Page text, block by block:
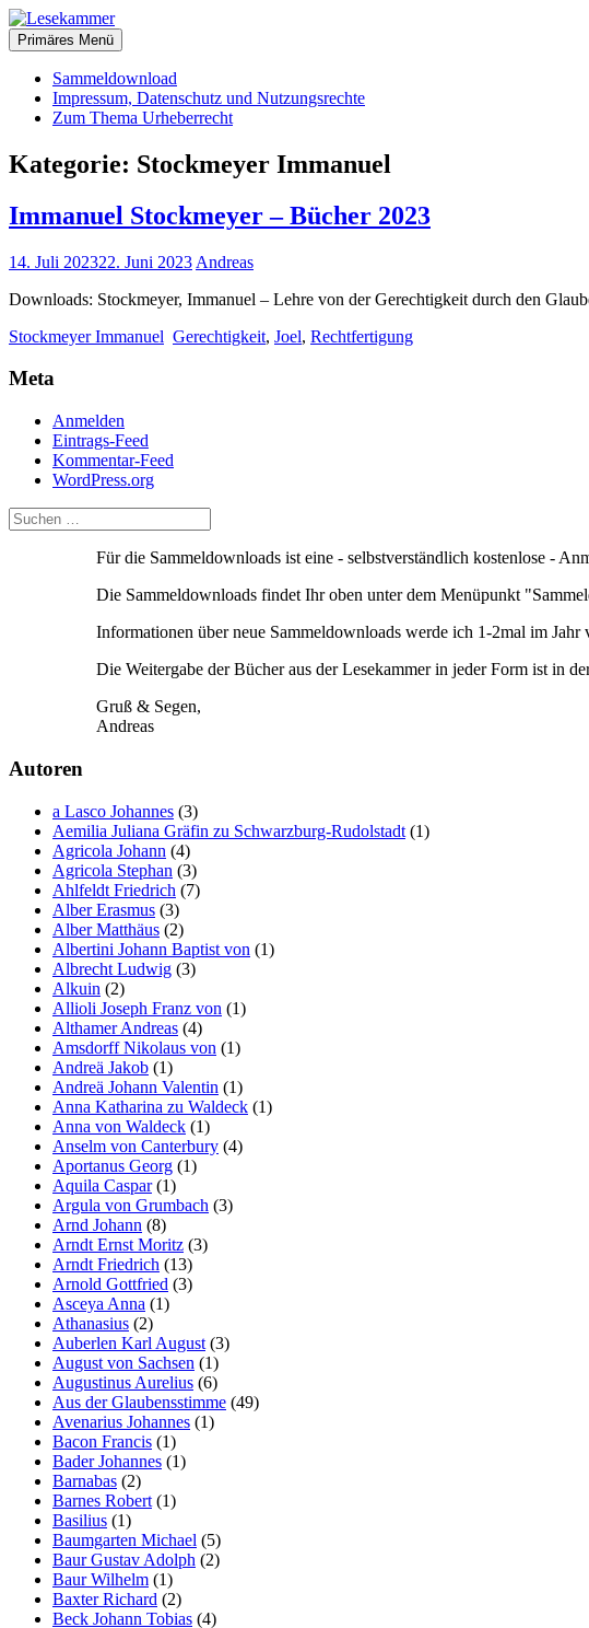
Zum
Inhalt
springen
Lesekammer
christliche Bücher zum kostenlosen Download
Primäres Menü
Sammeldownload
Impressum, Datenschutz und Nutzungsrechte
Zum Thema Urheberrecht
Kategorie: Stockmeyer Immanuel
Immanuel Stockmeyer – Bücher 2023
14. Juli 202322. Juni 2023 Andreas
Downloads: Stockmeyer, Immanuel – Lehre von der Gerechtigkeit durch den
Stockmeyer Immanuel Gerechtigkeit, Joel, Rechtfertigung
Meta
Anmelden
Eintrags-Feed
Kommentar-Feed
WordPress.org
Für die Sammeldownloads ist eine - selbstverständlich kostenlose -
Die Sammeldownloads findet Ihr oben unter dem Menüpunkt
Informationen über neue Sammeldownloads werde ich 1-2mal im
Die Weitergabe der Bücher aus der Lesekammer in jeder Form ist in
Gruß & Segen,
Andreas
Autoren
a Lasco Johannes (3)
Aemilia Juliana Gräfin zu Schwarzburg-Rudolstadt (1)
Agricola Johann (4)
Agricola Stephan (3)
Ahlfeldt Friedrich (7)
Alber Erasmus (3)
Alber Matthäus (2)
Albertini Johann Baptist von (1)
Albrecht Ludwig (3)
Alkuin (2)
Allioli Joseph Franz von (1)
Althamer Andreas (4)
Amsdorff Nikolaus von (1)
Andreä Jakob (1)
Andreä Johann Valentin (1)
Anna Katharina zu Waldeck (1)
Anna von Waldeck (1)
Anselm von Canterbury (4)
Aportanus Georg (1)
Aquila Caspar(1)
Argula von Grumbach (3)
Arnd Johann (8)
Arndt Ernst Moritz (3)
Arndt Friedrich (13)
Arnold Gottfried (3)
Asceya Anna (1)
Athanasius (2)
Auberlen Karl August (3)
August von Sachsen (1)
Augustinus Aurelius (6)
Aus der Glaubensstimme (49)
Avenarius Johannes (1)
Bacon Francis (1)
Bader Johannes (1)
Barnabas (2)
Barnes Robert (1)
Basilius (1)
Baumgarten Michael (5)
Baur Gustav Adolph (2)
Baur Wilhelm (1)
Baxter Richard (2)
Beck Johann Tobias (4)